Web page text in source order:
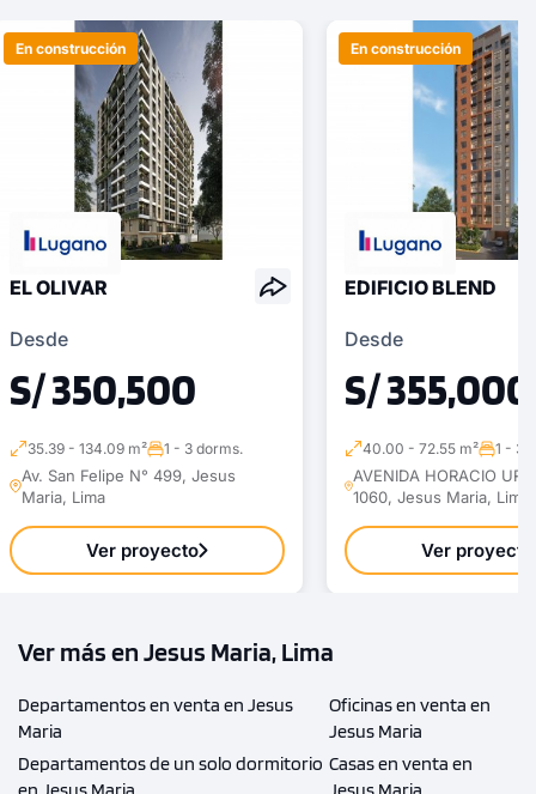
En construcción
EL OLIVAR
Desde
S/ 350,500
35.39 - 134.09 m² 1 - 3 dorms.
Av. San Felipe N° 499, Jesus
Maria, Lima
Ver proyecto
En construcción
EDIFICIO BLEND
Desde
S/ 355,000
40.00 - 72.55 m² 1 - 3
AVENIDA HORACIO
1060, Jesus Maria, Lima
Ver proyecto
Ver más en Jesus Maria, Lima
Departamentos en venta en Jesus
Maria
Departamentos de un solo dormitorio
Oficinas en venta en
Jesus Maria
Casas en venta en